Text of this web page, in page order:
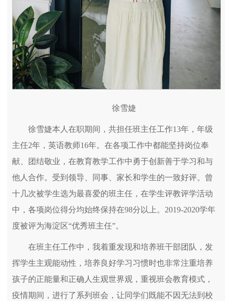
徐雪婕
徐雪婕本人在职期间，共担任班主任工作13年，年级
主任2年，英语教师16年。在各项工作中都能坚持岗位奉
献、团结敬业，在教育教学工作中勇于创新善于学习和与
他人合作。受到领导、同事、家长和学生的一致好评。曾
十几次被学生选为最喜爱的班主任，在学生评教评学活动
中，各项岗位得分均始终保持在98分以上。2019-2020学年
度被评为海淀区“优秀班主任”。
在班主任工作中，我着重发现和培养班干部团队，发
挥学生主观能动性，培养良好学习习惯时也非常注重培养
孩子的正能量和正确人生观世界观，重视班会教育模式，
疫情期间，进行了系列班会，让同学们既能不因无法到校